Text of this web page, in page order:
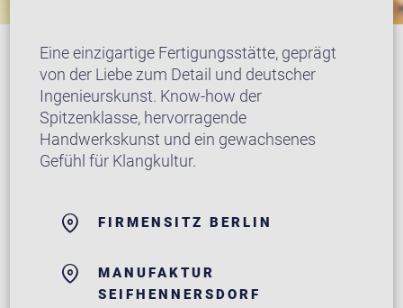
Eine einzigartige Fertigungsstätte, geprägt
von der Liebe zum Detail und deutscher
Ingenieurskunst. Know-how der
Spitzenklasse, hervorragende
Handwerkskunst und ein gewachsenes
Gefühl für Klangkultur.
FIRMENSITZ BERLIN
MANUFAKTUR
SEIFHENNERSDORF